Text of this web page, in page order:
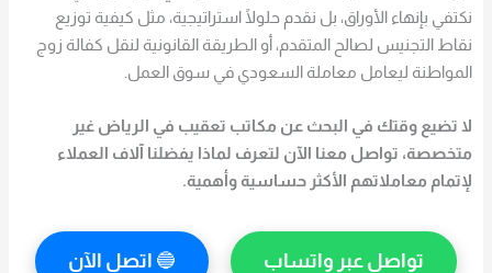
نكتفي بإنهاء الأوراق، بل نقدم حلولًا استراتيجية، مثل كيفية توزيع
نقاط التجنيس لصالح المتقدم، أو الطريقة القانونية لنقل كفالة زوج
المواطنة ليعامل معاملة السعودي في سوق العمل.
لا تضيع وقتك في البحث عن مكاتب تعقيب في الرياض غير
متخصصة، تواصل معنا الآن لتعرف لماذا يفضلنا آلاف العملاء
لإتمام معاملاتهم الأكثر حساسية وأهمية.
تواصل عبر واتساب 🔵 اتصل الآن